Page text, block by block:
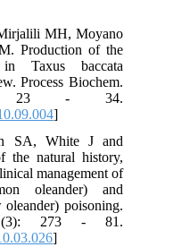
Mirjalili MH, Moyano
M. Production of the
in Taxus baccata
Process Biochem.
23 - 34.
SA, White J and
of the natural history,
clinical management of
oleander) and
oleander) poisoning.
(3): 273 - 81.